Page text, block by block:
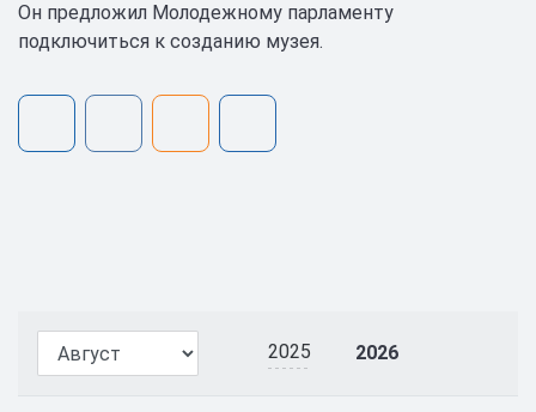
2025 2026
Он предложил Молодежному парламенту
подключиться к созданию музея.